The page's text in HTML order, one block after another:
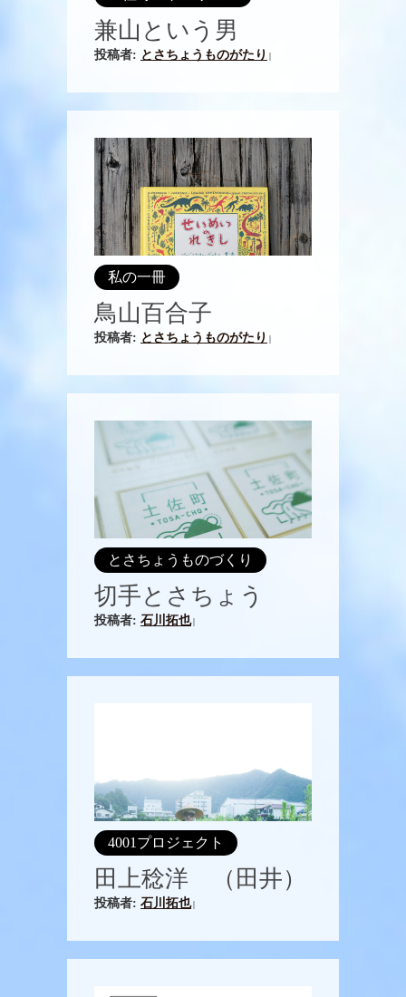
兼山という男
投稿者: とさちょうものがたり
私の一冊
鳥山百合子
投稿者: とさちょうものがたり
とさちょうものづくり
切手とさちょう
投稿者: 石川拓也|
4001プロジェクト
田上稔洋 （田井）
投稿者: 石川拓也|